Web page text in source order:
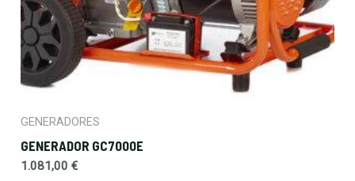
GENERADORES
GENERADOR GC7000E
1.081,00€